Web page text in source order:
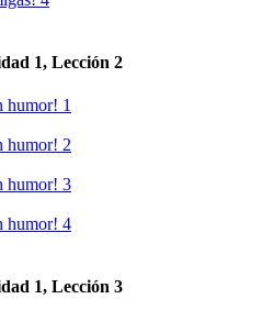
1, Lección 2
humor! 1
humor! 2
humor! 3
humor! 4
1, Lección 3